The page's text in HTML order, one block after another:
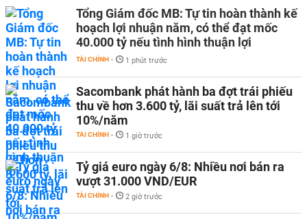
Tổng Giám đốc MB: Tự tin hoàn thành kế
hoạch lợi nhuận năm, có thể đạt mốc
40.000 tỷ nếu tình hình thuận lợi
TÀI CHÍNH - 1 phút trước
Sacombank phát hành ba đợt trái phiếu
thu về hơn 3.600 tỷ, lãi suất trả lên tới
10%/năm
TÀI CHÍNH - 1 giờ trước
Tỷ giá euro ngày 6/8: Nhiều nơi bán ra
vượt 31.000 VND/EUR
TÀI CHÍNH - 2 giờ trước